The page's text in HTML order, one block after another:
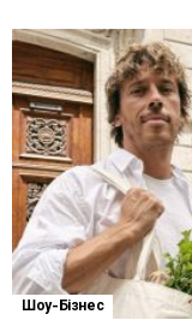
Шоу-Бізнес